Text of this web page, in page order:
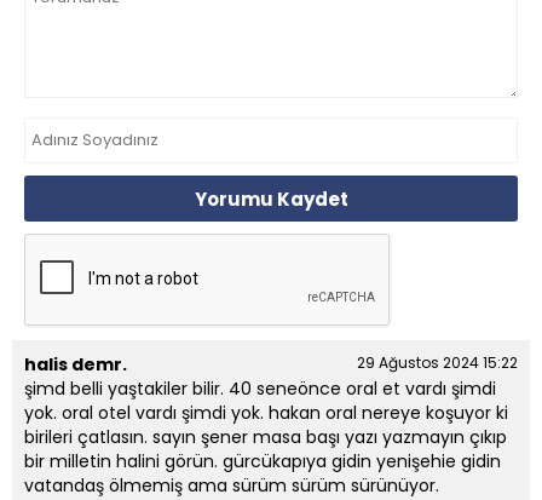
Yorumu Kaydet
halis demr. 29 Ağustos 2024 15:22
şimd belli yaştakiler bilir. 40 seneönce oral et vardı şimdi
yok. oral otel vardı şimdi yok. hakan oral nereye koşuyor ki
birileri çatlasın. sayın şener masa başı yazı yazmayın çıkıp
bir milletin halini görün. gürcükapıya gidin yenişehie gidin
vatandaş ölmemiş ama sürüm sürüm sürünüyor.